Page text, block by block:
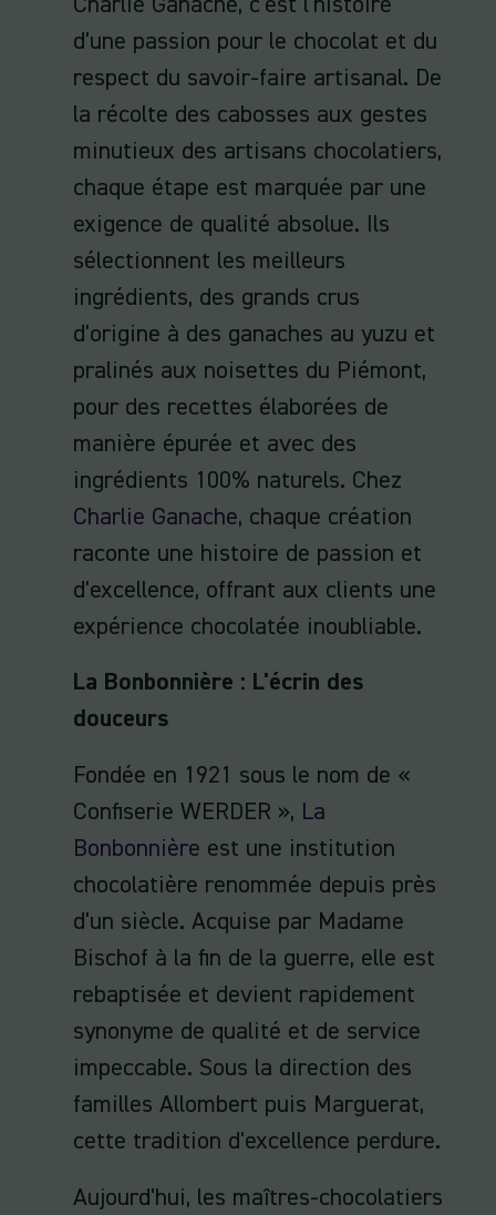
Charlie Ganache, c'est l'histoire
d'une passion pour le chocolat et du
respect du savoir-faire artisanal. De
la récolte des cabosses aux gestes
minutieux des artisans chocolatiers,
chaque étape est marquée par une
exigence de qualité absolue. Ils
sélectionnent les meilleurs
ingrédients, des grands crus
d'origine à des ganaches au yuzu et
pralinés aux noisettes du Piémont,
pour des recettes élaborées de
manière épurée et avec des
ingrédients 100% naturels. Chez
Charlie Ganache, chaque création
raconte une histoire de passion et
d'excellence, offrant aux clients une
expérience chocolatée inoubliable.
La Bonbonnière : L'écrin des
douceurs
Fondée en 1921 sous le nom de «
Confiserie WERDER », La
Bonbonnière est une institution
chocolatière renommée depuis près
d'un siècle. Acquise par Madame
Bischof à la fin de la guerre, elle est
rebaptisée et devient rapidement
synonyme de qualité et de service
impeccable. Sous la direction des
familles Allombert puis Marguerat,
cette tradition d'excellence perdure.
Aujourd'hui, les maîtres-chocolatiers